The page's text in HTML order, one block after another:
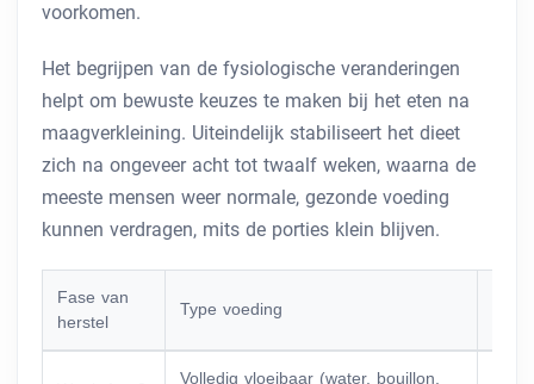
voorkomen.
Het begrijpen van de fysiologische veranderingen
helpt om bewuste keuzes te maken bij het eten na
maagverkleining. Uiteindelijk stabiliseert het dieet
zich na ongeveer acht tot twaalf weken, waarna de
meeste mensen weer normale, gezonde voeding
kunnen verdragen, mits de porties klein blijven.
Fase van
herstel
Type voeding
Volledig vloeibaar (water, bouillon,